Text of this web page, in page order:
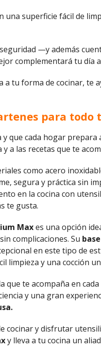
una superficie fácil de
—y además
complementará tu día
a tu forma de cocinar,
para todo
y que cada hogar
a las recetas que te
como acero
segura y práctica sin
en la cocina con
te gusta.
Maxes una opción
complicaciones. Su
en este tipo de
limpieza y una cocción
que te acompaña en
y una gran
cocinar y disfrutar
y lleva a tu cocina un